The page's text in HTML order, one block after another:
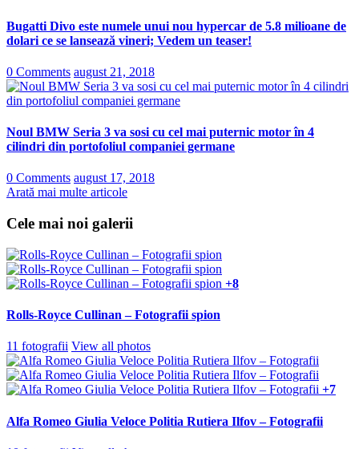
Bugatti Divo este numele unui nou hypercar de 5.8 milioane de
dolari ce se lansează vineri; Vedem un teaser!
0 Comments august 21, 2018
Noul BMW Seria 3 va sosi cu cel mai puternic motor în 4
cilindri din portofoliul companiei germane
0 Comments august 17, 2018
Arată mai multe articole
Cele mai noi galerii
+8
Rolls-Royce Cullinan – Fotografii spion
11 fotografii View all photos
+7
Alfa Romeo Giulia Veloce Politia Rutiera Ilfov – Fotografii